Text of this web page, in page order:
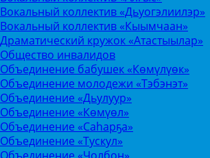
Вокальный коллектив «Дьуогэлиилэр»
Вокальный коллектив «Кыымчаан»
Драматический кружок «Атастыылар»
Общество инвалидов
Объединение бабушек «Көмүлүөк»
Объединение молодежи «Тэбэнэт»
Объединение «Дьулуур»
Объединение «Көмүөл»
Объединение «Саhарҕа»
Объединение «Тускул»
Объединение «Чолбон»